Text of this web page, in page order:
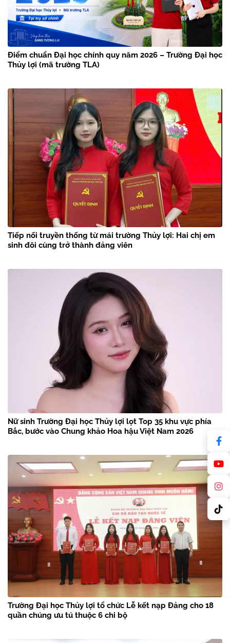
Điểm chuẩn Đại học chính quy năm 2026 – Trường Đại học
Thủy lợi (mã trường TLA)
Tiếp nối truyền thống từ mái trường Thủy lợi: Hai chị em
sinh đôi cùng trở thành đảng viên
Nữ sinh Trường Đại học Thủy lợi lọt Top 35 khu vực phía
Bắc, bước vào Chung khảo Hoa hậu Việt Nam 2026
Trường Đại học Thủy lợi tổ chức Lễ kết nạp Đảng cho 18
quần chúng ưu tú thuộc 6 chi bộ